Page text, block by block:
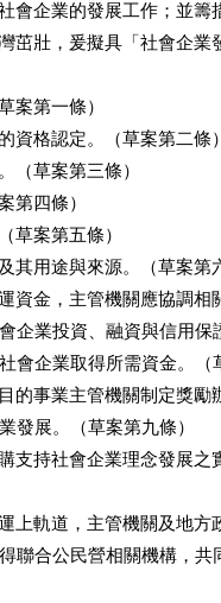
會企業的發展工作；並籌
茁壯，爰擬具「社會企業
案第一條）
資格認定。（草案第二條）
（草案第三條）
第四條）
草案第五條）
其用途與來源。（草案第
資金，主管機關應協調相
企業投資、融資與信用保
會企業取得所需資金。（
的事業主管機關制定獎勵
發展。（草案第九條）
支持社會企業理念發展之
上軌道，主管機關及地方
得聯合公民營相關機構，